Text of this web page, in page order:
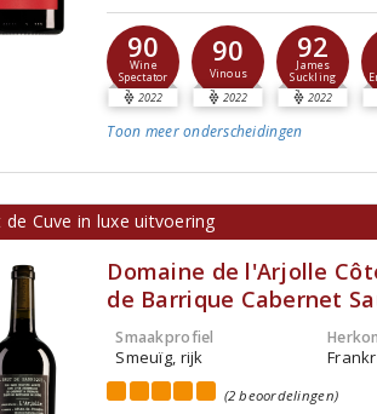
90
Wine
Spectator
2022
90
Vinous
2022
92
James
Suckling
2022
Toon meeronderscheidingen
de Cuve in luxe uitvoering
Domaine de l'Arjolle
de Barrique Cabernet
Smaakprofiel
Smeuïg, rijk
(2 beoordelingen)